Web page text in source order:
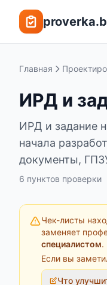
Главная
ИРД и
ИРД и задание
начала
документы,
6 пунктов проверки
Чек-листы
заменяет
специалистом.
Если вы
Что